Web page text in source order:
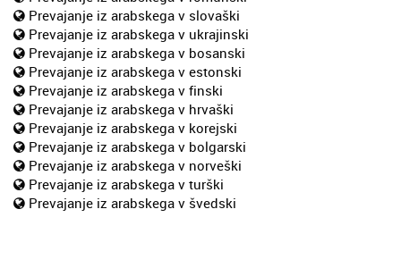
Prevajanje iz arabskega v slovaški
Prevajanje iz arabskega v ukrajinski
Prevajanje iz arabskega v bosanski
Prevajanje iz arabskega v estonski
Prevajanje iz arabskega v finski
Prevajanje iz arabskega v hrvaški
Prevajanje iz arabskega v korejski
Prevajanje iz arabskega v bolgarski
Prevajanje iz arabskega v norveški
Prevajanje iz arabskega v turški
Prevajanje iz arabskega v švedski